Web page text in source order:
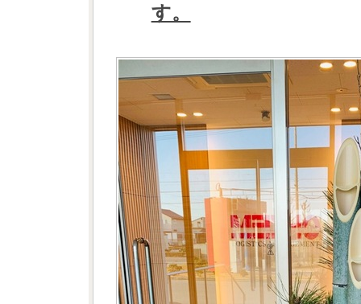
す。